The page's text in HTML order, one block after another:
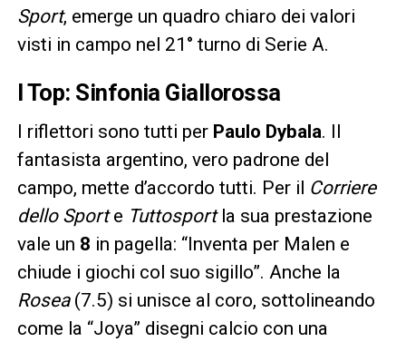
Sport, emerge un quadro chiaro dei valori
visti in campo nel 21° turno di Serie A.
I Top: Sinfonia Giallorossa
I riflettori sono tutti per Paulo Dybala. Il
fantasista argentino, vero padrone del
campo, mette d’accordo tutti. Per il Corriere
dello Sporte Tuttosportla sua prestazione
vale un 8 in pagella: “Inventa per Malen e
chiude i giochi col suo sigillo”. Anche la
Rosea(7.5) si unisce al coro, sottolineando
come la “Joya” disegni calcio con una